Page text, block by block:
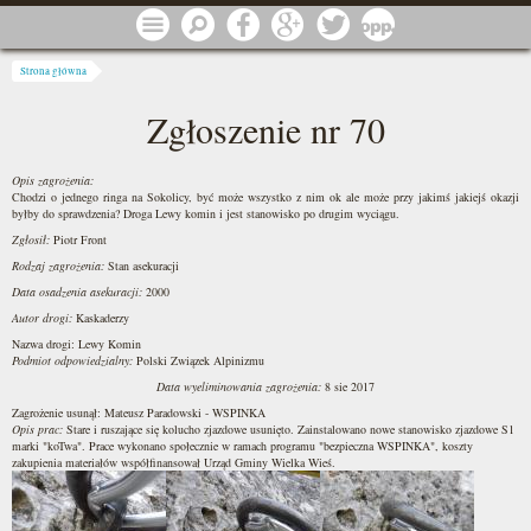
Przejdź do treści Menu Szukaj Facebook Google Twitter
Jesteś tutaj
Strona główna
Zgłoszenie nr 70
Opis zagrożenia:
Chodzi o jednego ringa na Sokolicy, być może wszystko z nim ok ale może przy jakimś jakiejś okazji
byłby do sprawdzenia? Droga Lewy komin i jest stanowisko po drugim wyciągu.
Zgłosił: Piotr Front
Rodzaj zagrożenia: Stan asekuracji
Data osadzenia asekuracji: 2000
Autor drogi: Kaskaderzy
Nazwa drogi: Lewy Komin
Podmiot odpowiedzialny: Polski Związek Alpinizmu
Data wyeliminowania zagrożenia: 8 sie 2017
Zagrożenie usunął: Mateusz Paradowski - WSPINKA
Opis prac: Stare i ruszające się kolucho zjazdowe usunięto. Zainstalowano nowe stanowisko zjazdowe S1
marki "koTwa". Prace wykonano społecznie w ramach programu "bezpieczna WSPINKA", koszty
zakupienia materiałów współfinansował Urząd Gminy Wielka Wieś.